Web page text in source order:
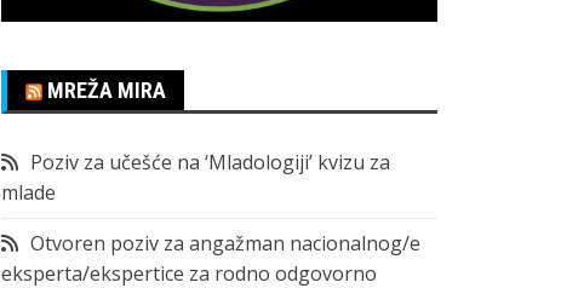
MREŽA MIRA
Poziv za učešće na ‘Mladologiji’ kvizu za
mlade
Otvoren poziv za angažman nacionalnog/e
eksperta/ekspertice za rodno odgovorno